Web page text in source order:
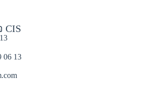
CIS
06 13